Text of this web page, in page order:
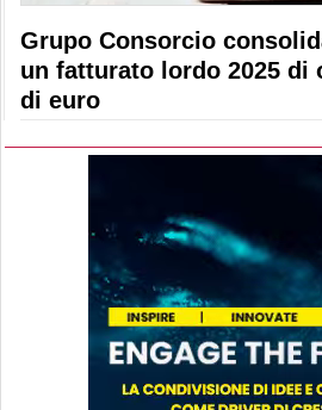
Grupo Consorcio
un fatturato lordo 2025 di
di euro